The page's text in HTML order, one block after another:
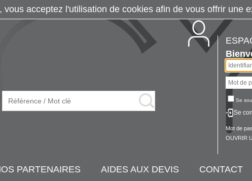
Se
Se
Mot de
OUVRIR
PARTENAIRES AIDES AUX DEVIS CONTACT
vous acceptez l'utilisation de cookies afin de vous offrir